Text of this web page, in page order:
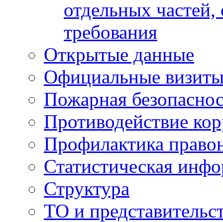
отдельных
требования
Открытые данные
Официальные
Пожарная
Противодействие
Профилактика
Статистическая
Структура
ТО и